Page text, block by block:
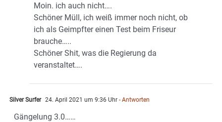
Moin. ich auch nicht….
Schöner Müll, ich weiß immer noch nicht, ob
ich als Geimpfter einen Test beim Friseur
brauche…..
Schöner Shit, was die Regierung da
veranstaltet….
Silver Surfer 24. April 2021 um 9:36 Uhr - Antworten
Gängelung 3.0……